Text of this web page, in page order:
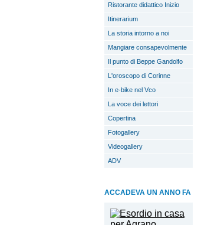
Ristorante didattico Inizio
Itinerarium
La storia intorno a noi
Mangiare consapevolmente
Il punto di Beppe Gandolfo
L'oroscopo di Corinne
In e-bike nel Vco
La voce dei lettori
Copertina
Fotogallery
Videogallery
ADV
ACCADEVA UN ANNO FA